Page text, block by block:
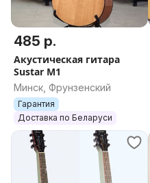
485 р.
Акустическая гитара
Sustar M1
Минск, Фрунзенский
Гарантия
Доставка по Беларуси